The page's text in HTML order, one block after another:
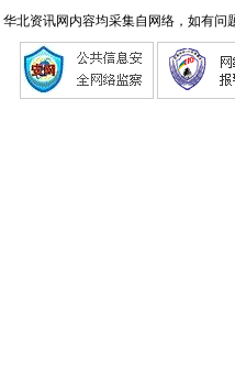
华北资讯网内容均采集自网络，如有问